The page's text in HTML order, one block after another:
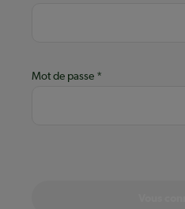
Mot de passe